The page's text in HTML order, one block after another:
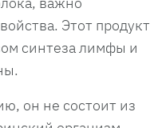
Этот продукт
синтеза лимфы и
он не состоит из